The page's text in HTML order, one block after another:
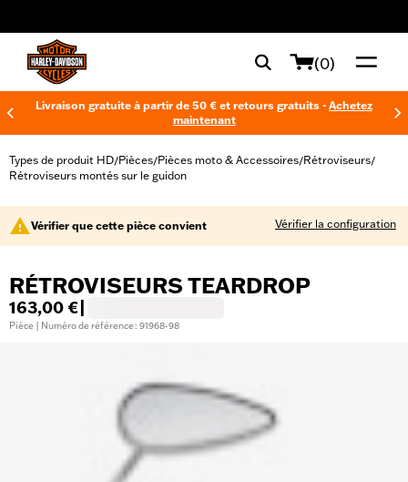
(0)
Livraison gratuite à partir de 50 € et retours gratuits - Achetez
maintenant
Types de produit HD/Pièces/Pièces moto & Accessoires/Rétroviseurs/
Rétroviseurs montés sur le guidon
Vérifier que cette pièce convient Vérifier la configuration
RÉTROVISEURS TEARDROP
163,00 €
Pièce | Numéro de référence : 91968-98